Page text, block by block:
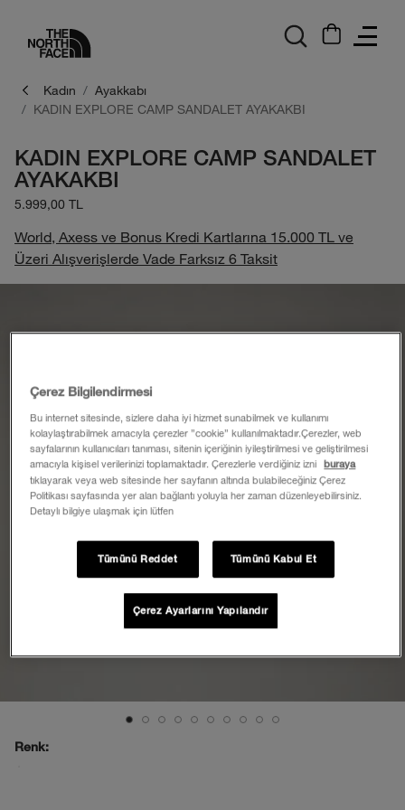
Kadın
Ayakkabı
KADIN EXPLORE CAMP SANDALET AYAKAKBI
KADIN EXPLORE CAMP SANDALET
AYAKAKBI
5.999,00 TL
World, Axess ve Bonus Kredi Kartlarına 15.000 TL ve
Üzeri Alışverişlerde Vade Farksız 6 Taksit
Renk:
Çerez Bilgilendirmesi
Bu internet sitesinde, sizlere daha iyi hizmet sunabilmek ve kullanımı
kolaylaştırabilmek amacıyla çerezler ”cookie” kullanılmaktadır.Çerezler, web
sayfalarının kullanıcıları tanıması, sitenin içeriğinin iyileştirilmesi ve geliştirilmesi
amacıyla kişisel verilerinizi toplamaktadır. Çerezlerle verdiğiniz izni
buraya
tıklayarak veya web sitesinde her sayfanın altında bulabileceğiniz Çerez
Politikası sayfasında yer alan bağlantı yoluyla her zaman düzenleyebilirsiniz.
Detaylı bilgiye ulaşmak için lütfen
Tümünü Reddet Tümünü Kabul Et
Çerez Ayarlarını Yapılandır